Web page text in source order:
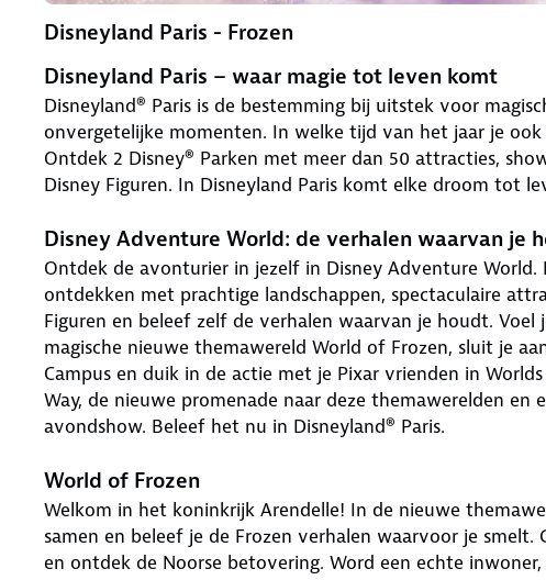
Disneyland Paris - Frozen
Disneyland Paris – waar magie tot leven komt
Disneyland® Paris is de bestemming bij uitstek voor
onvergetelijke momenten. In welke tijd van het jaar je
Ontdek 2 Disney® Parken met meer dan 50 attracties,
Disney Figuren. In Disneyland Paris komt elke droom tot
Disney Adventure World: de verhalen waarvan je
Ontdek de avonturier in jezelf in Disney Adventure
ontdekken met prachtige landschappen, spectaculaire
Figuren en beleef zelf de verhalen waarvan je houdt.
magische nieuwe themawereld World of Frozen, sluit je
Campus en duik in de actie met je Pixar vrienden in
Way, de nieuwe promenade naar deze themawerelden
avondshow. Beleef het nu in Disneyland® Paris.
World of Frozen
Welkom in het koninkrijk Arendelle! In de nieuwe
samen en beleef je de Frozen verhalen waarvoor je
en ontdek de Noorse betovering. Word een echte